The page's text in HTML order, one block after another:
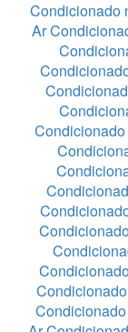
Condicionado
Ar